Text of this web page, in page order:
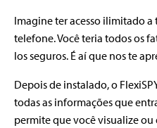
Imagine ter acesso ilimitado a
telefone. Você teria todos os
los seguros. É aí que nos te
Depois de instalado, o
todas as informações que
permite que você visualize